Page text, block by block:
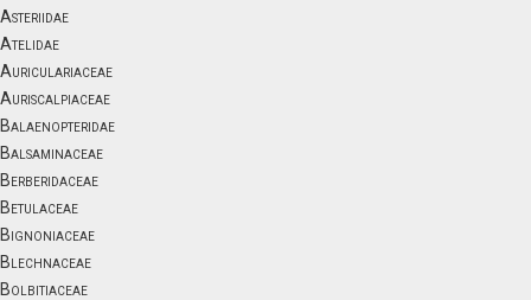
Asteriidae
Atelidae
Auriculariaceae
Auriscalpiaceae
Balaenopteridae
Balsaminaceae
Berberidaceae
Betulaceae
Bignoniaceae
Blechnaceae
Bolbitiaceae